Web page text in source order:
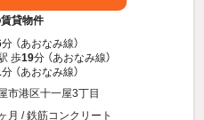
貸物件
分 （あおなみ線）
歩19分 （あおなみ線）
分 （あおなみ線）
市港区十一屋3丁目
月 / 鉄筋コンクリート